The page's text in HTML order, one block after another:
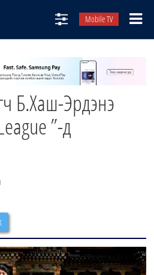
Mobile TV
Б.Хаш-Эрдэнэ
”-д